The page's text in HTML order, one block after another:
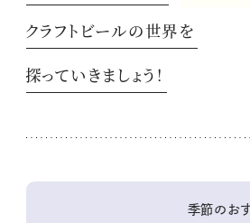
クラフトビールの世界を
探っていきましょう！
季節のお